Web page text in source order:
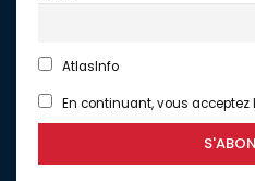
AtlasInfo
En continuant, vous